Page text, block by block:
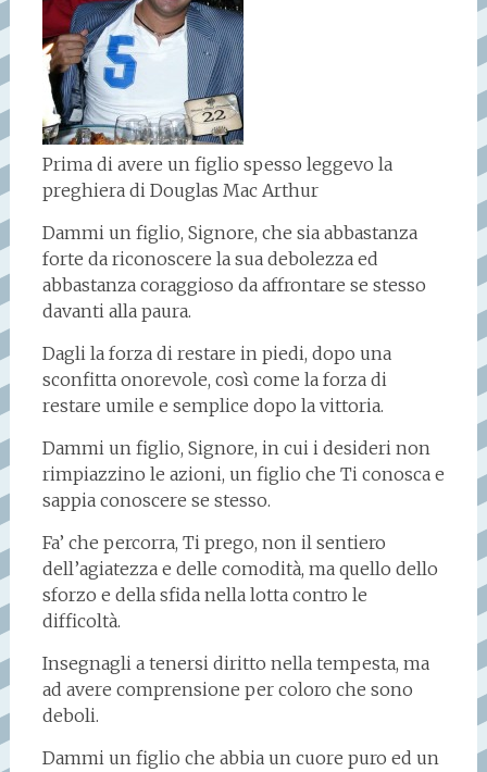
Prima di avere un figlio spesso leggevo la
preghiera di Douglas Mac Arthur
Dammi un figlio, Signore, che sia abbastanza
forte da riconoscere la sua debolezza ed
abbastanza coraggioso da affrontare se stesso
davanti alla paura.
Dagli la forza di restare in piedi, dopo una
sconfitta onorevole, così come la forza di
restare umile e semplice dopo la vittoria.
Dammi un figlio, Signore, in cui i desideri non
rimpiazzino le azioni, un figlio che Ti conosca e
sappia conoscere se stesso.
Fa’ che percorra, Ti prego, non il sentiero
dell’agiatezza e delle comodità, ma quello dello
sforzo e della sfida nella lotta contro le
difficoltà.
Insegnagli a tenersi diritto nella tempesta, ma
ad avere comprensione per coloro che sono
deboli.
Dammi un figlio che abbia un cuore puro ed un